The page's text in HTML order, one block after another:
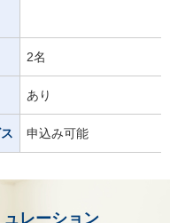
2名
あり
申込み可能
レーション